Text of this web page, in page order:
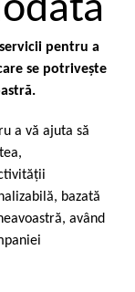
pentru a
se potriveşte
a vă ajuta să
bazată
având